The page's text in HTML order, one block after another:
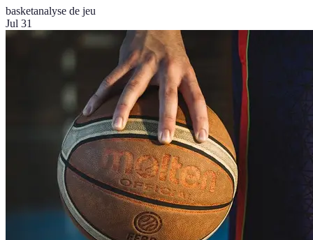
basketanalyse de jeu
Jul 31